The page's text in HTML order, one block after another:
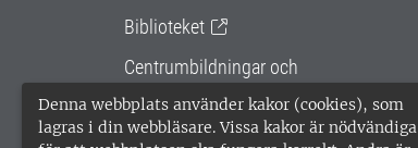
Denna webbplats använder kakor (cookies), som
lagras i din webbläsare. Vissa kakor är nödvändiga
Biblioteket
Centrumbildningar och
samarbetsprojekt
Gemensamma verksamhetsstödet